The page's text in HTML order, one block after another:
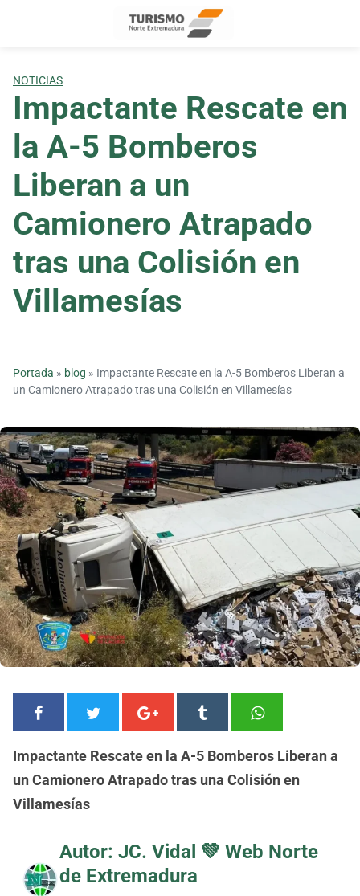
NOTICIAS
Impactante Rescate en
la A-5 Bomberos
Liberan a un
Camionero Atrapado
tras una Colisión en
Villamesías
Portada » blog » Impactante Rescate en la A-5 Bomberos Liberan a
un Camionero Atrapado tras una Colisión en Villamesías
Impactante Rescate en la A-5 Bomberos Liberan a
un Camionero Atrapado tras una Colisión en
Villamesías
Autor: JC. Vidal 💚 Web Norte
de Extremadura